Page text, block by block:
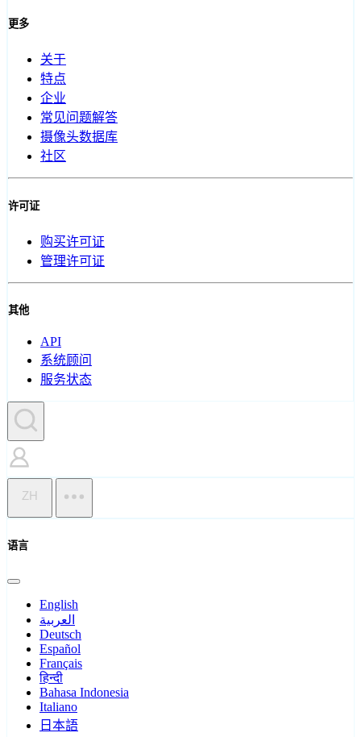
更多
关于
特点
企业
常见问题解答
摄像头数据库
社区
许可证
购买许可证
管理许可证
其他
API
系统顾问
服务状态
ZH
语言
English
العربية
Deutsch
Español
Français
हिन्दी
Bahasa Indonesia
Italiano
日本語